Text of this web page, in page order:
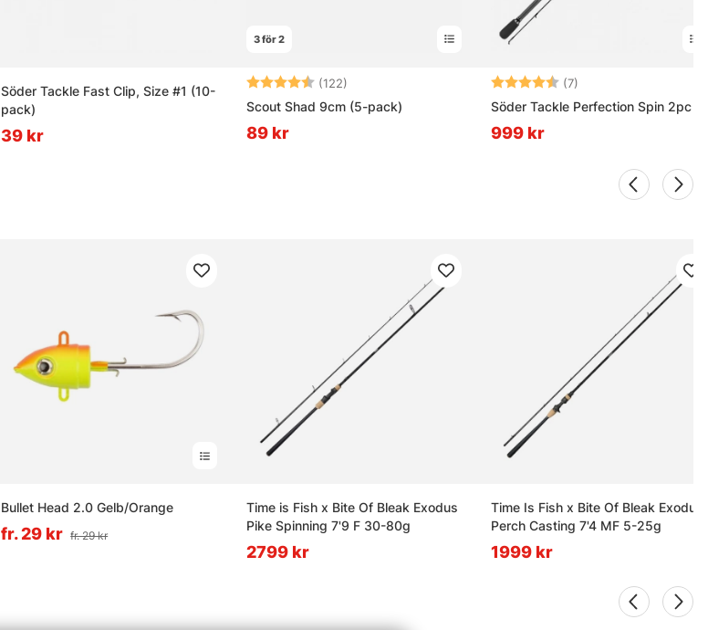
Söder Tackle Fast Clip, Size #1 (10-
pack)
39 kr
3 för 2
Betyg: (122)
Scout Shad 9cm (5-pack)
89 kr
Betyg: (7)
Söder Tackle Perfection Spin 2pc
999 kr
Bullet Head 2.0 Gelb/Orange
fr. 29 kr fr. 29 kr
Time is Fish x Bite Of Bleak Exodus
Pike Spinning 7'9 F 30-80g
2799 kr
Time Is Fish x Bite Of Bleak Exodus
Perch Casting 7'4 MF 5-25g
1999 kr